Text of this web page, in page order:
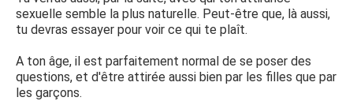
sexuelle semble la plus naturelle. Peut-être que, là aussi,
tu devras essayer pour voir ce qui te plaît.
A ton âge, il est parfaitement normal de se poser des
questions, et d'être attirée aussi bien par les filles que par
les garçons.